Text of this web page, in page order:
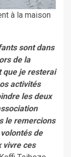
à la maison
sont dans
de la
que je resterai
activités
les deux
le remercions
de
vivre ces